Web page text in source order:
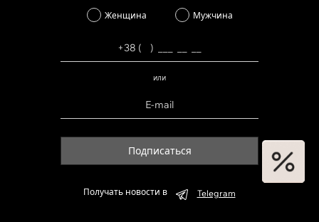
Женщина Мужчина
или
Подписаться
Получать новости в Telegram